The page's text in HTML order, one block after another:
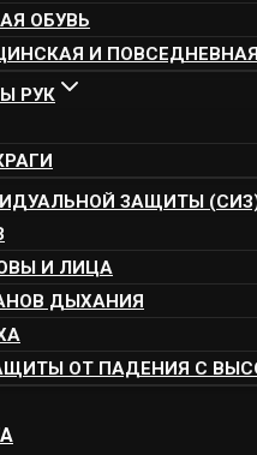
ОБУВЬ
И
РУК
ЗАЩИТЫ
И ЛИЦА
ДЫХАНИЯ
ОТ ПАДЕНИЯ С